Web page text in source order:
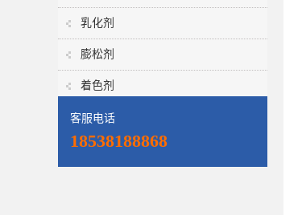
乳化剂
膨松剂
着色剂
客服电话
18538188868